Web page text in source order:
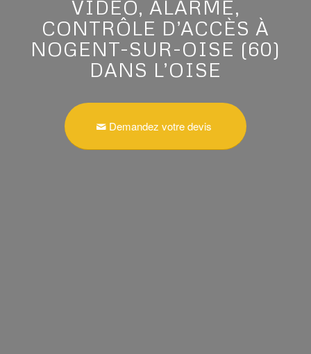
VIDÉO, ALARME,
CONTRÔLE D’ACCÈS À
NOGENT-SUR-OISE (60)
DANS L’OISE
Demandez votre devis